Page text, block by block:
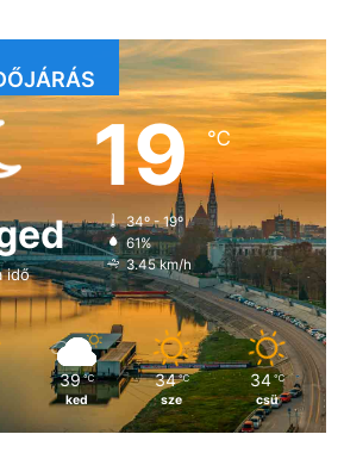
idő
19℃
34º - 19º
61%
3.45 km/h
39 ℃
ked
34 ℃
sze
34 ℃
csü